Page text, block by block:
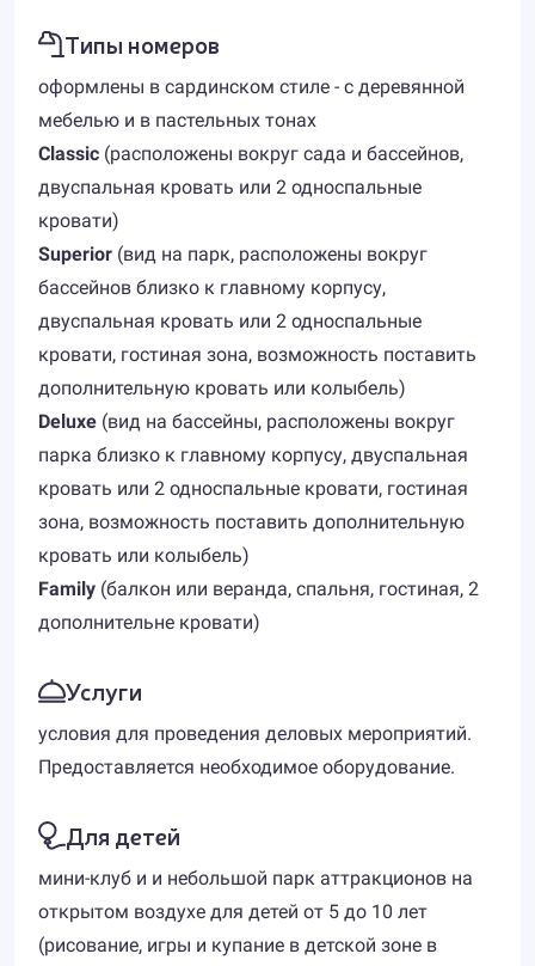
Типы номеров
оформлены в сардинском стиле - с деревянной
мебелью и в пастельных тонах
Classic (расположены вокруг сада и бассейнов,
двуспальная кровать или 2 односпальные
кровати)
Superior (вид на парк, расположены вокруг
бассейнов близко к главному корпусу,
двуспальная кровать или 2 односпальные
кровати, гостиная зона, возможность поставить
дополнительную кровать или колыбель)
Deluxe (вид на бассейны, расположены вокруг
парка близко к главному корпусу, двуспальная
кровать или 2 односпальные кровати, гостиная
зона, возможность поставить дополнительную
кровать или колыбель)
Family (балкон или веранда, спальня, гостиная, 2
дополнительне кровати)
Услуги
условия для проведения деловых мероприятий.
Предоставляется необходимое оборудование.
Для детей
мини-клуб и и небольшой парк аттракционов на
открытом воздухе для детей от 5 до 10 лет
(рисование, игры и купание в детской зоне в